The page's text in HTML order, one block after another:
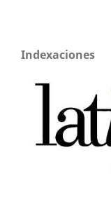
Indexaciones